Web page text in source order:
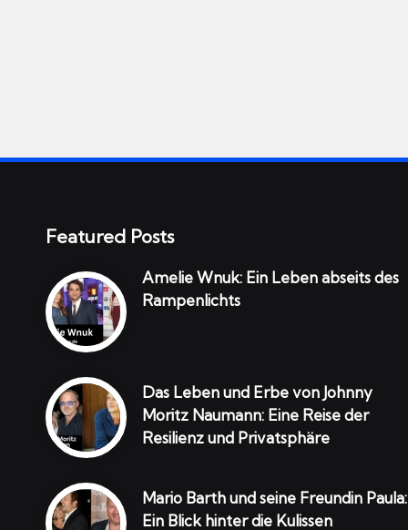
Featured Posts
Amelie Wnuk: Ein Leben abseits des
Rampenlichts
Das Leben und Erbe von Johnny
Moritz Naumann: Eine Reise der
Resilienz und Privatsphäre
Mario Barth und seine Freundin Paula:
Ein Blick hinter die Kulissen